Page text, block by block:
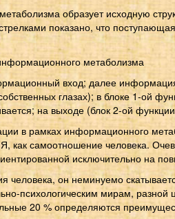
образует исходную
показано, что
вход; далее
глазах); в блоке 1-ой
на выходе (блок 2-ой
в рамках информационного
как самоотношение человека.
исключительно на
он неминуемо
психологическим мирам, разной
20 % определяются